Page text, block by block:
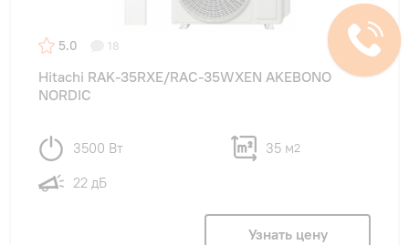
5.0 18
Hitachi RAK-35RXE/RAC-35WXEN AKEBONO
NORDIC
3500 Вт 35 м2
22 дБ
Узнать цену